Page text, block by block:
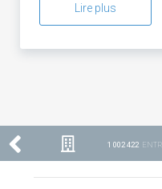
Lire plus
1 002 422